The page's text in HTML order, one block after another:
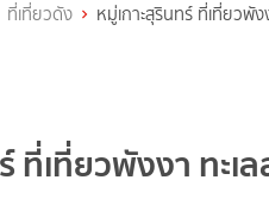
ที่เที่ยวดัง หมู่เกาะสุรินทร์ ที่เที่ยวพั
ที่เที่ยวพังงา ทะเ